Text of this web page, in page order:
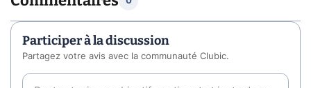
Participer à la discussion
Partagez votre avis avec la communauté Clubic.